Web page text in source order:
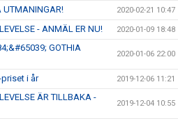
UTMANINGAR! 2020-02-21 10:47
- ANMÄL ER NU! 2020-01-09 18:48
GOTHIA
2020-01-06 22:00
i år 2019-12-06 11:21
ÄR TILLBAKA -
2019-12-04 10:55